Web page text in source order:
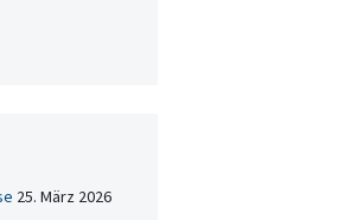
25. März 2026